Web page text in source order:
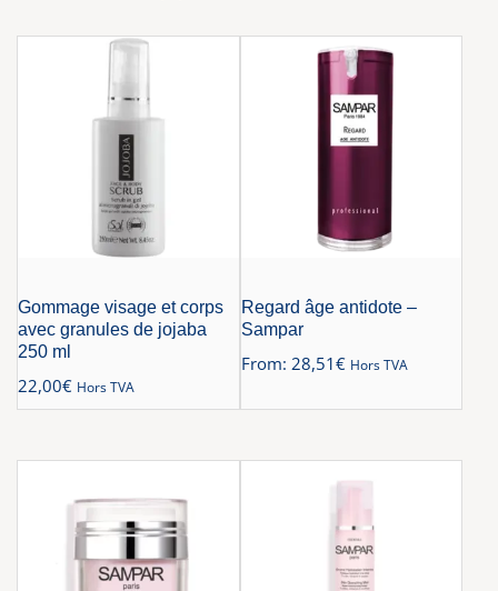
Gommage visage et corps
avec granules de jojaba
250 ml
22,00€ Hors TVA
Regard âge antidote –
Sampar
From: 28,51€ Hors TVA